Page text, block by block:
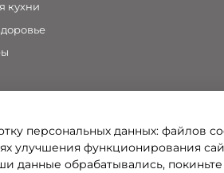
кухни
персональных данных: файлов
улучшения функционирования
данные обрабатывались, покиньте